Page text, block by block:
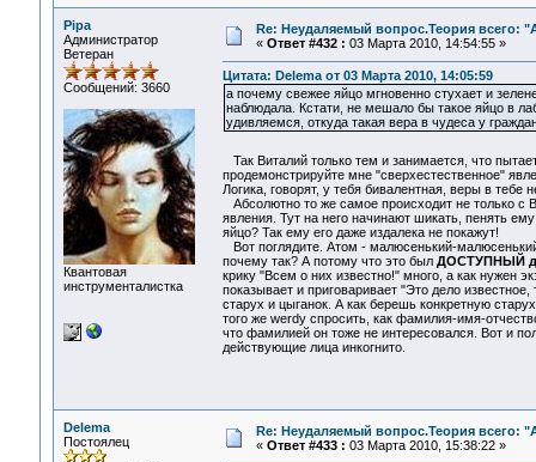
Pipa
Администратор
Ветеран
Сообщений: 3660
Квантовая
инструменталистка
Re: Неудаляемый вопрос.Теория всего:
« Ответ #432 : 03 Марта 2010, 14:54:55 »
Цитата: Delema от 03 Марта 2010, 14:05:59
а почему свежее яйцо мгновенно стухает и
наблюдала. Кстати, не мешало бы такое яйцо в
удивляемся, откуда такая вера в чудеса у
Так Виталий только тем и занимается, что
продемонстрируйте мне "сверхестественное"
Логика, говорят, у тебя бивалентная, веры в
Абсолютно то же самое происходит не только с
явления. Тут на него начинают шикать, пенять
яйцо? Так ему его даже издалека не покажут!
Вот поглядите. Атом - малюсенький-
почему так? А потому что это был ДОСТУПНЫЙ
крику "Всем о них известно!" много, а как нужен
показывает и приговаривает "Это дело
старух и цыганок. А как берешь конкретную
того же werdy спросить, как фамилия-имя-
что фамилией он тоже не интересовался. Вот и
действующие лица инкогнито.
Delema
Постоялец
Re: Неудаляемый вопрос.Теория всего:
« Ответ #433 : 03 Марта 2010, 15:38:22 »